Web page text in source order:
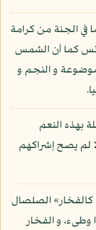
في الجنة من كرامة
كما أن الشمس
و النجم و
بهذه النعم
لم يصح إشراكهم
الصلصال
وطىء، و الفخار